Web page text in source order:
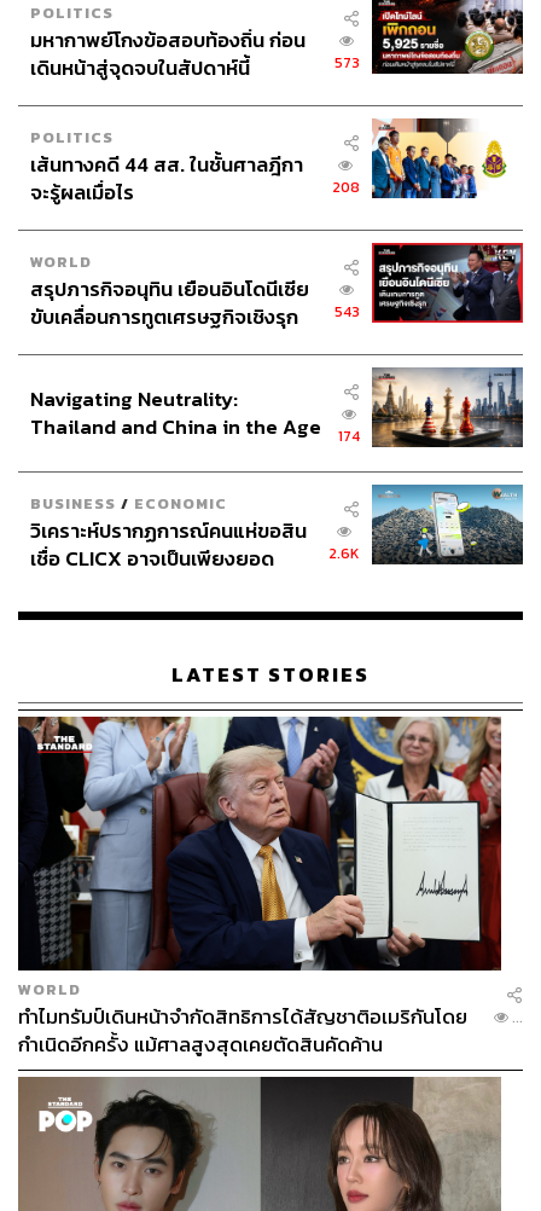
POLITICS
มหากาพย์โกงข้อสอบท้องถิ่น ก่อน
เดินหน้าสู่จุดจบในสัปดาห์นี้
573
POLITICS
เส้นทางคดี 44 สส. ในชั้นศาลฎีกา
จะรู้ผลเมื่อไร
208
WORLD
สรุปภารกิจอนุทิน เยือนอินโดนีเซีย
ขับเคลื่อนการทูตเศรษฐกิจเชิงรุก
543
Navigating Neutrality:
Thailand and China in the Age
174
BUSINESS / ECONOMIC
วิเคราะห์ปรากฏการณ์คนแห่ขอสิน
เชื่อ CLICX อาจเป็นเพียงยอด
เรือนไทยที่ถูกซุกไว้
2.6K
LATEST STORIES
WORLD
ทำไมทรัมป์เดินหน้าจำกัดสิทธิการได้สัญชาติอเมริกันโดย
กำเนิดอีกครั้ง แม้ศาลสูงสุดเคยตัดสินคัดค้าน
...